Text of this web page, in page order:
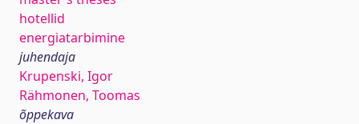
hotellid
energiatarbimine
juhendaja
Krupenski, Igor
Rähmonen, Toomas
õppekava